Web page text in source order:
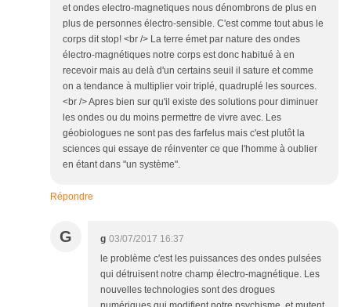
et ondes electro-magnetiques nous dénombrons de plus en
plus de personnes électro-sensible. C'est comme tout abus le
corps dit stop! <br /> La terre émet par nature des ondes
électro-magnétiques notre corps est donc habitué à en
recevoir mais au delà d'un certains seuil il sature et comme
on a tendance à multiplier voir triplé, quadruplé les sources.
<br /> Apres bien sur qu'il existe des solutions pour diminuer
les ondes ou du moins permettre de vivre avec. Les
géobiologues ne sont pas des farfelus mais c'est plutôt la
sciences qui essaye de réinventer ce que l'homme à oublier
en étant dans "un système".
Répondre
G g 03/07/2017 16:37
le problème c'est les puissances des ondes pulsées
qui détruisent notre champ électro-magnétique. Les
nouvelles technologies sont des drogues